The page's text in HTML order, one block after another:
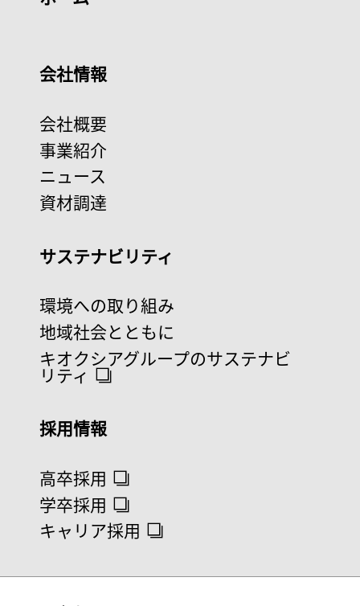
会社情報
会社概要
事業紹介
ニュース
資材調達
サステナビリティ
環境への取り組み
地域社会とともに
キオクシアグループのサステナビ
リティ
採用情報
高卒採用
学卒採用
キャリア採用